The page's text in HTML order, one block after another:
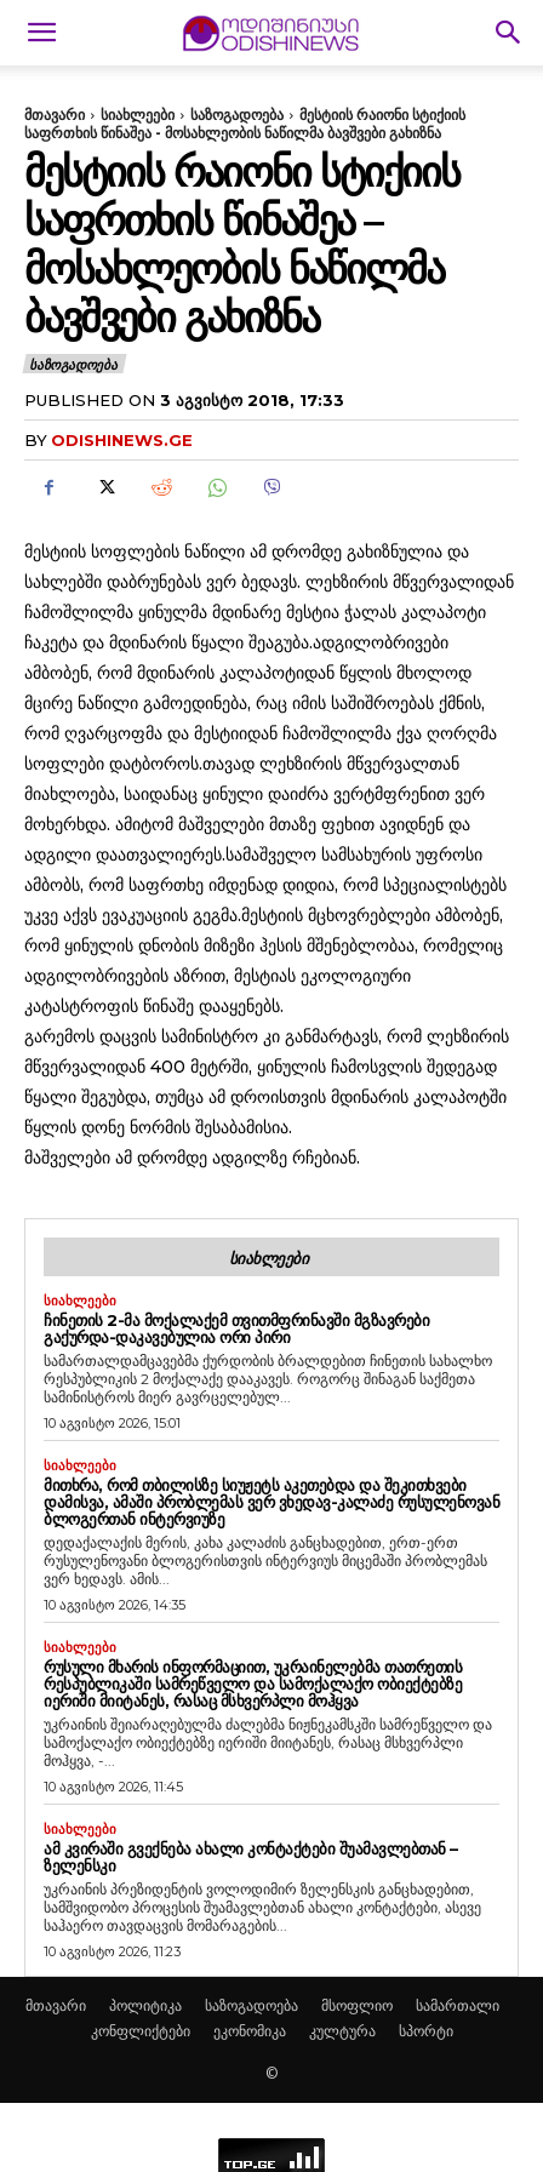
მთავარი სიახლეები საზოგადოება
მესტიის რაიონი სტიქიის
საფრთხის წინაშეა - მოსახლეობის ნაწილმა ბავშვები გახიზნა
ᲛᲔᲡᲢᲘᲘᲡ ᲠᲐᲘᲝᲜᲘ ᲡᲢᲘᲥᲘᲘᲡ
ᲡᲐᲤᲠᲗᲮᲘᲡ ᲬᲘᲜᲐᲨᲔᲐ –
ᲛᲝᲡᲐᲮᲚᲔᲝᲑᲘᲡ ᲜᲐᲬᲘᲚᲛᲐ
ᲑᲐᲕᲨᲕᲔᲑᲘ ᲒᲐᲮᲘᲖᲜᲐ
ᲡᲐᲖᲝᲒᲐᲓᲝᲔᲑᲐ
PUBLISHED ON 3 ᲐᲒᲕᲘᲡᲢᲝ 2018, 17:33
BY ODISHINEWS.GE
მესტიის სოფლების ნაწილი ამ დრომდე გახიზნულია და
სახლებში დაბრუნებას ვერ ბედავს. ლეხზირის მწვერვალიდან
ჩამოშლილმა ყინულმა მდინარე მესტია ჭალას კალაპოტი
ჩაკეტა და მდინარის წყალი შეაგუბა.ადგილობრივები
ამბობენ, რომ მდინარის კალაპოტიდან წყლის მხოლოდ
მცირე ნაწილი გამოედინება, რაც იმის საშიშროებას ქმნის,
რომ ღვარცოფმა და მესტიიდან ჩამოშლილმა ქვა ღორღმა
სოფლები დატბოროს.თავად ლეხზირის მწვერვალთან
მიახლოება, საიდანაც ყინული დაიძრა ვერტმფრენით ვერ
მოხერხდა. ამიტომ მაშველები მთაზე ფეხით ავიდნენ და
ადგილი დაათვალიერეს.სამაშველო სამსახურის უფროსი
ამბობს, რომ საფრთხე იმდენად დიდია, რომ სპეციალისტებს
უკვე აქვს ევაკუაციის გეგმა.მესტიის მცხოვრებლები ამბობენ,
რომ ყინულის დნობის მიზეზი ჰესის მშენებლობაა, რომელიც
ადგილობრივების აზრით, მესტიას ეკოლოგიური
კატასტროფის წინაშე დააყენებს.
გარემოს დაცვის სამინისტრო კი განმარტავს, რომ ლეხზირის
მწვერვალიდან 400 მეტრში, ყინულის ჩამოსვლის შედეგად
წყალი შეგუბდა, თუმცა ამ დროისთვის მდინარის კალაპოტში
წყლის დონე ნორმის შესაბამისია.
მაშველები ამ დრომდე ადგილზე რჩებიან.
ᲡᲘᲐᲮᲚᲔᲔᲑᲘ
ᲡᲘᲐᲮᲚᲔᲔᲑᲘ
ᲩᲘᲜᲔᲗᲘᲡ 2-ᲛᲐ ᲛᲝᲥᲐᲚᲐᲥᲔᲛ ᲗᲕᲘᲗᲛᲤᲠᲘᲜᲐᲕᲨᲘ ᲛᲒᲖᲐᲕᲠᲔᲑᲘ
ᲒᲐᲥᲣᲠᲓᲐ-ᲓᲐᲙᲐᲕᲔᲑᲣᲚᲘᲐ ᲝᲠᲘ ᲞᲘᲠᲘ
სამართალდამცავებმა ქურდობის ბრალდებით ჩინეთის სახალხო
რესპუბლიკის 2 მოქალაქე დააკავეს. როგორც შინაგან საქმეთა
სამინისტროს მიერ გავრცელებულ...
10 აგვისტო 2026, 15:01
ᲡᲘᲐᲮᲚᲔᲔᲑᲘ
ᲛᲘᲗᲮᲠᲐ, ᲠᲝᲛ ᲗᲑᲘᲚᲘᲡᲖᲔ ᲡᲘᲣᲟᲔᲢᲡ ᲐᲙᲔᲗᲔᲑᲓᲐ ᲓᲐ ᲨᲔᲙᲘᲗᲮᲕᲔᲑᲘ
ᲓᲐᲛᲘᲡᲕᲐ, ᲐᲛᲐᲨᲘ ᲞᲠᲝᲑᲚᲔᲛᲐᲡ ᲕᲔᲠ ᲕᲮᲔᲓᲐᲕ-ᲙᲐᲚᲐᲫᲔ ᲠᲣᲡᲣᲚᲔᲜᲝᲕᲐᲜ
ᲑᲚᲝᲒᲔᲠᲗᲐᲜ ᲘᲜᲢᲔᲠᲕᲘᲣᲖᲔ
დედაქალაქის მერის, კახა კალაძის განცხადებით, ერთ-ერთ
რუსულენოვანი ბლოგერისთვის ინტერვიუს მიცემაში პრობლემას
ვერ ხედავს. ამის...
10 აგვისტო 2026, 14:35
ᲡᲘᲐᲮᲚᲔᲔᲑᲘ
ᲠᲣᲡᲣᲚᲘ ᲛᲮᲐᲠᲘᲡ ᲘᲜᲤᲝᲠᲛᲐᲪᲘᲘᲗ, ᲣᲙᲠᲐᲘᲜᲔᲚᲔᲑᲛᲐ ᲗᲐᲗᲠᲔᲗᲘᲡ
ᲠᲔᲡᲞᲣᲑᲚᲘᲙᲐᲨᲘ ᲡᲐᲛᲠᲔᲬᲕᲔᲚᲝ ᲓᲐ ᲡᲐᲛᲝᲥᲐᲚᲐᲥᲝ ᲝᲑᲘᲔᲥᲢᲔᲑᲖᲔ
ᲘᲔᲠᲘᲨᲘ ᲛᲘᲘᲢᲐᲜᲔᲡ, ᲠᲐᲡᲐᲪ ᲛᲡᲮᲕᲔᲠᲞᲚᲘ ᲛᲝᲰᲧᲕᲐ
უკრაინის შეიარაღებულმა ძალებმა ნიჟნეკამსკში სამრეწველო და
სამოქალაქო ობიექტებზე იერიში მიიტანეს, რასაც მსხვერპლი
მოჰყვა, -...
10 აგვისტო 2026, 11:45
ᲡᲘᲐᲮᲚᲔᲔᲑᲘ
ᲐᲛ ᲙᲕᲘᲠᲐᲨᲘ ᲒᲕᲔᲥᲜᲔᲑᲐ ᲐᲮᲐᲚᲘ ᲙᲝᲜᲢᲐᲥᲢᲔᲑᲘ ᲨᲣᲐᲛᲐᲕᲚᲔᲑᲗᲐᲜ –
ᲖᲔᲚᲔᲜᲡᲙᲘ
უკრაინის პრეზიდენტის ვოლოდიმირ ზელენსკის განცხადებით,
სამშვიდობო პროცესის შუამავლებთან ახალი კონტაქტები, ასევე
საჰაერო თავდაცვის მომარაგების...
10 აგვისტო 2026, 11:23
მთავარი პოლიტიკა საზოგადოება მსოფლიო
სამართალი
კონფლიქტები
ეკონომიკა კულტურა სპორტი
©